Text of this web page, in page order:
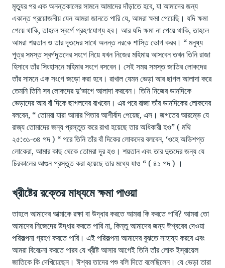
মৃত্যুর পর এক অনন্তকালের সামনে আমাদের দাঁড়াতে হবে, যা আমাদের জন্য
একান্ত প্রয়োজনীয় যেন আমরা জানতে পারি যে, আমরা ক্ষমা পেয়েছি। যদি ক্ষমা
পেয়ে থাকি, তাহলে স্বর্গে গ্রহণযোগ্য হব। আর যদি ক্ষমা না পেয়ে থাকি, তাহলে
আমরা শয়তান ও তার দূতদের সাথে অনন্ত নরকে শাস্তি ভোগ করব। “ মনুষ্য
পুত্র সমস্ত স্বর্গদূতদের সংগে নিয়ে যখন নিজের মহিমায় আসবেন তখন তিনি রাজা
হিসাবে তাঁর সিংহাসনে মহিমার সংগে বসবেন। সেই সময় সমস্ত জাতির লোকদের
তাঁর সামনে এক সংগে জড়ো করা হবে। রাখাল যেমন ভেড়া আর ছাগল আলাদা করে
তেমনি তিনি সব লোকদের দু’ভাগে আলাদা করবেন। তিনি নিজের ডানদিকে
ভেড়াদের আর বাঁ দিকে ছাগলদের রাখবেন। এর পরে রাজা তাঁর ডানদিকের লোকদের
বলবেন, “ তোমরা যারা আমার পিতার আশীর্বাদ পেয়েছ, এস। জগতের আরম্ভে যে
রাজ্য তোমাদের জন্য প্রস্তুত করে রাখা হয়েছে তার অধিকারী হও” ( মথি
২৫:৩১-৩৪ পদ ) “ পরে তিনি তাঁর বাঁ দিকের লোকদের বলবেন, ‘ওহে অভিশপ্ত
লোকেরা, আমার কাছ থেকে তোমরা দূর হও। শয়তান এবং তার দুতদের জন্য যে
চিরকালের আগুন প্রস্তুত করা হয়েছে তার মধ্যে যাও “ ( ৪১ পদ ) ।
খ্রীষ্টের রক্তের মাধ্যমে ক্ষমা পাওয়া
তাহলে আমাদের আত্মাকে রক্ষা বা উদ্ধার করতে আমরা কি করতে পারি? আমরা তো
আমাদের নিজেদের উদ্ধার করতে পারি না, কিন্তু আমাদের জন্য ঈশ্বরের দেওয়া
পরিকল্পনা গ্রহণ করতে পারি। এই পরিকল্পনা আমাদের বুঝতে সাহায্য করবে এবং
আমরা বিবেচনা করতে পারব যে খ্রীষ্ট আসার আগেই তিনি তাঁর লোক ইস্রায়েল
জাতিকে কি দেখিয়েছেন। ঈশ্বর তাদের পশু বলি দিতে বলেছিলেন। যে ভেড়া তারা